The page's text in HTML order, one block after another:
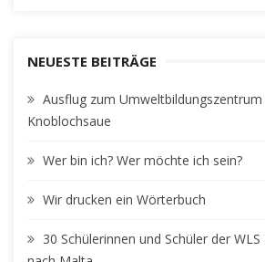
NEUESTE BEITRÄGE
Ausflug zum
Knoblochsaue
Wer bin ich? Wer möchte ich sein?
Wir drucken ein Wörterbuch
30 Schülerinnen und Schüler der